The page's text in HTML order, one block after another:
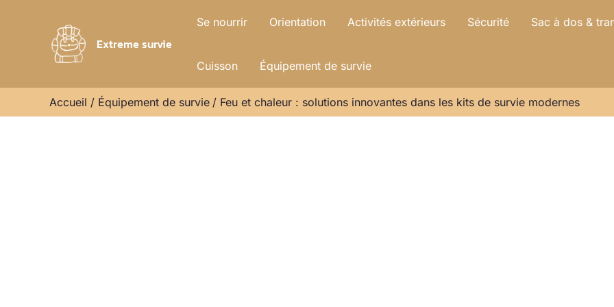
Extreme survie
Se nourrir Orientation Activités extérieurs Sécurité Sac à dos &
Cuisson Équipement de survie
Accueil Équipement de survie Feu et chaleur : solutions innovantes dans les kits de survie modernes